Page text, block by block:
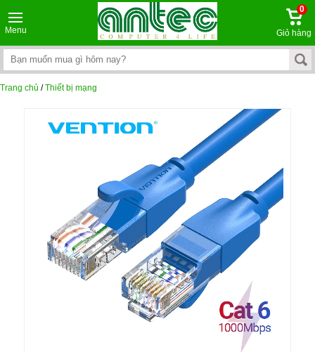
Menu
0
Giỏ hàng
Trang chủ /Thiết bị mạng